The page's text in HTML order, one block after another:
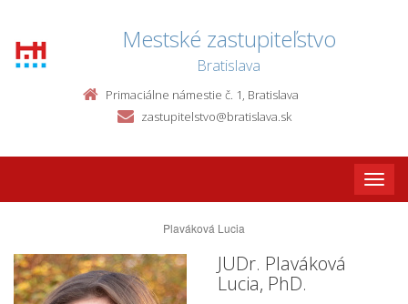
Mestské zastupiteľstvo
Bratislava
Primaciálne námestie č. 1, Bratislava
zastupitelstvo@bratislava.sk
Toggle
Plaváková Lucia
JUDr. Plaváková
Lucia, PhD.